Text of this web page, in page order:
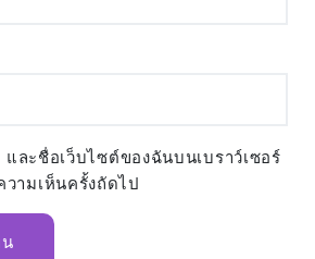
ละชื่อเว็บไซต์ของฉันบนเบราว์เซอร์
ามเห็นครั้งถัดไป